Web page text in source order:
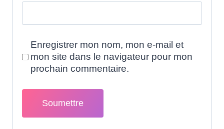
Enregistrer mon nom, mon e-mail et
mon site dans le navigateur pour mon
prochain commentaire.